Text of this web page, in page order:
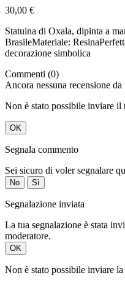
30,00 €
Statuina di Oxala, dipinta a
BrasileMateriale:
decorazione simbolica
Commenti (0)
Ancora nessuna recensione
Non è stato possibile inviare
OK
Segnala commento
Sei sicuro di voler segnalare
No Sì
Segnalazione inviata
La tua segnalazione è stata
moderatore.
OK
Non è stato possibile inviare la